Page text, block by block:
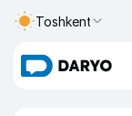
Toshkent